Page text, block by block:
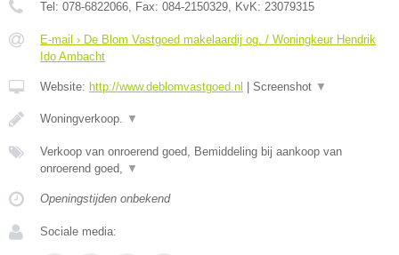
Tel: 078-6822066, Fax: 084-2150329, KvK: 23079315
E-mail › De Blom Vastgoed makelaardij og. / Woningkeur Hendrik
Ido Ambacht
Website: http://www.deblomvastgoed.nl Screenshot ▼
Woningverkoop. ▼
Verkoop van onroerend goed, Bemiddeling bij aankoop van
onroerend goed, ▼
Openingstijden onbekend
Sociale media: